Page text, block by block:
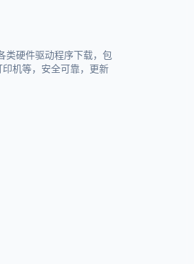
类硬件驱动程序下载，包
机等，安全可靠，更新